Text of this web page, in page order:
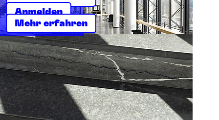
Anmelden
Mehr erfahren